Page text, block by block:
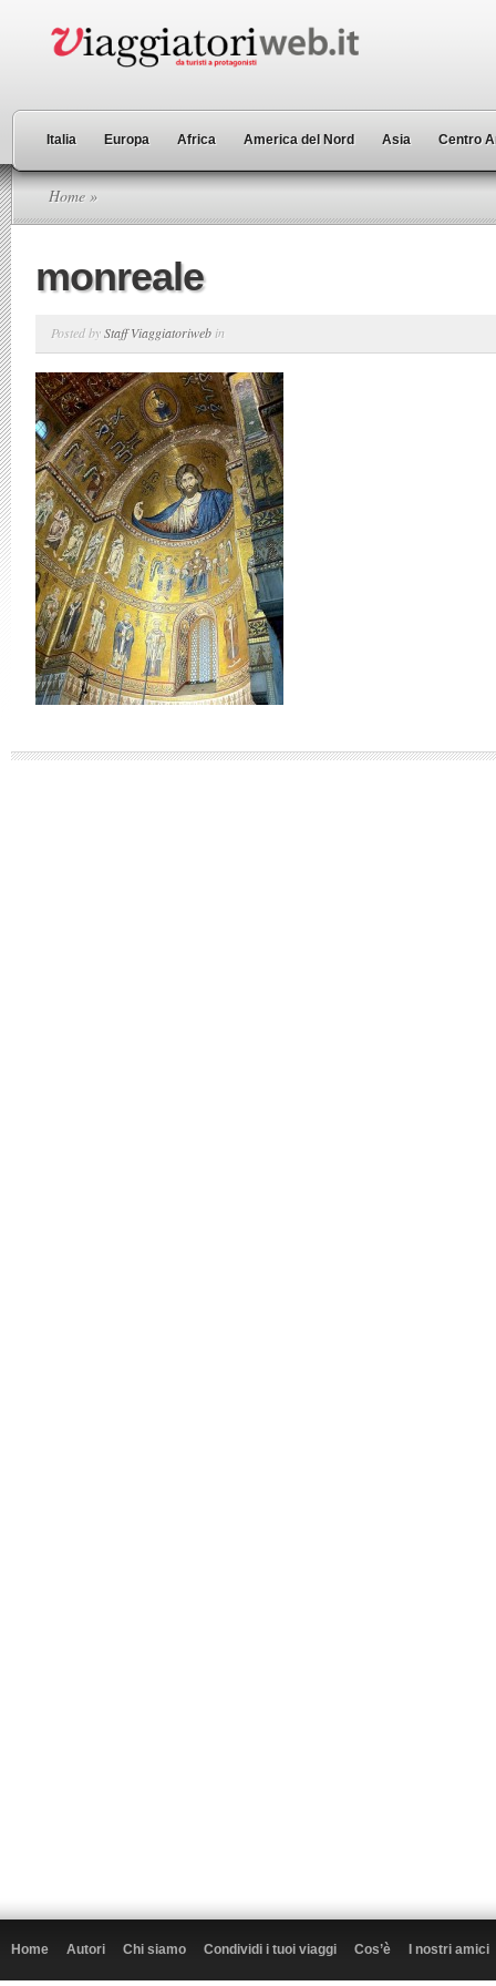
Italia Europa Africa America del Nord Asia Centro
Home »
monreale
Posted byStaff Viaggiatoriweb in
Home Autori Chi siamo Condividi i tuoi viaggi Cos’è I nostri amici